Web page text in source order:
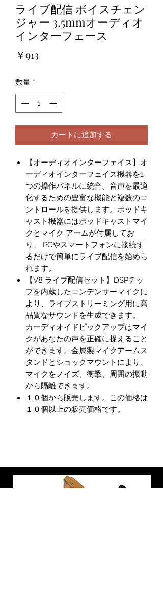
ライブ配信 ボイスチェン
ジャー 3.5mmオーディオ
インターフェース
￥913
数量 *
カートに追加する
【オーディオインターフェイス】オ
ーディオインターフェイス機器を1
つの操作パネルに統合。音声を最適
化するための豊富な機能と複数のコ
ントロールを提供します。ポッドキ
ャスト機器にはポッドキャストマイ
クとマイク アームが付属してお
り、 PCやスマートフォンに接続す
るだけで簡単にライブ配信を始めら
れます。
【V8 ライブ配信セット】DSPチッ
プを内蔵したコンデンサーマイクに
より、ライブストリーミング用に高
品質なサウンドを生成できます。
カーディオイドピックアップはマイ
クがあなたの声を正確に捉えること
ができます。金属製マイクアームス
タンドとショックマウントにより、
マイクをノイズ、衝撃、周囲の振動
から隔離できます。
１０個から販売します。この価格は
１０個以上の販売価格です。